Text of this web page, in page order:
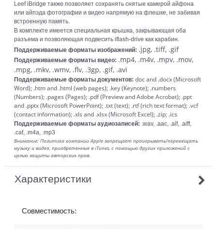
Leef iBridge также позволяет сохранять снятые камерой айфона
или айпэда фотографии и видео напрямую на флешке, не забивая
встроенную память.
В комплекте имеется специальная крышка, закрывающая оба
разъема и позволяющая подвесить iflash-drive как карабин.
Поддерживаемые форматы изображений: .jpg, .tiff, .gif
Поддерживаемые форматы видео: .mp4, .m4v, .mpv, .mov,
.mpg, .mkv, .wmv, .flv, .3gp, .gif, .avi
Поддерживаемые форматы документов: doc and .docx (Microsoft
Word); .htm and .html (web pages); .key (Keynote); .numbers
(Numbers); .pages (Pages); .pdf (Preview and Adobe Acrobat); .ppt
and .pptx (Microsoft PowerPoint); .txt (text); .rtf (rich text format); .vcf
(contact information); .xls and .xlsx (Microsoft Excel); .zip; .ics
Поддерживаемые форматы аудиозаписей: .wav, .aac, .aif, .aiff,
.caf, .m4a, .mp3
Внимание: Политика компании Apple запрещает проигрывать/перемещать
музыку и видео, приобретенные в iTunes, с помощью других приложений с
целью защиты авторских прав.
Характеристики
Совместимость: